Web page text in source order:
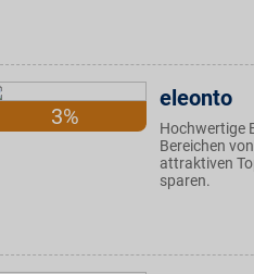
3%
eleonto
Hochwertige
Bereichen
attraktiven
sparen.